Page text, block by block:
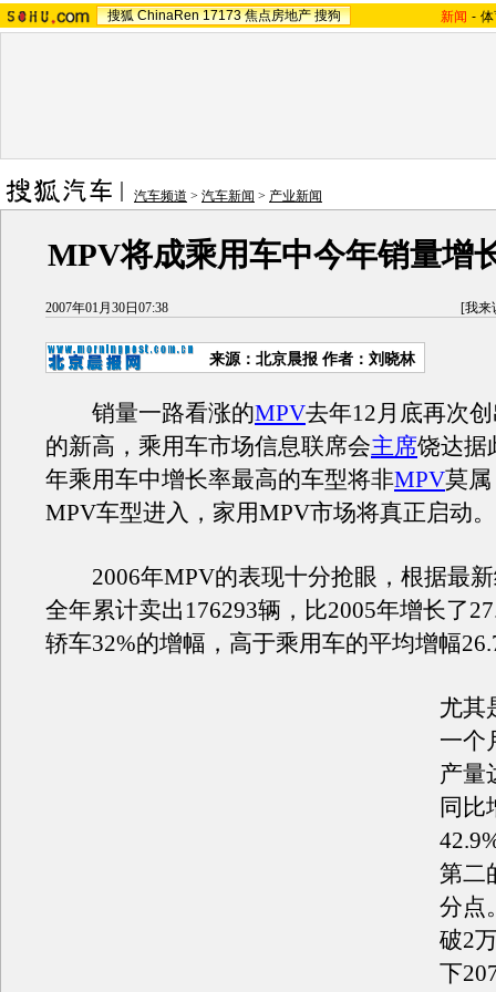
搜狐 ChinaRen 17173 焦点房地产 搜狗 新闻 -
汽车频道 > 汽车新闻 > 产业新闻
MPV将成乘用车中今年销量增
2007年01月30日07:38 [我来
来源：北京晨报 作者：刘晓林
销量一路看涨的MPV去年12月底再次
的新高，乘用车市场信息联席会主席饶达据
年乘用车中增长率最高的车型将非MPV莫
MPV车型进入，家用MPV市场将真正启动。
2006年MPV的表现十分抢眼，根据最新
全年累计卖出176293辆，比2005年增长了
轿车32%的增幅，高于乘用车的平均增幅
尤其
一个
产量
同比
第二
分点
破2
下